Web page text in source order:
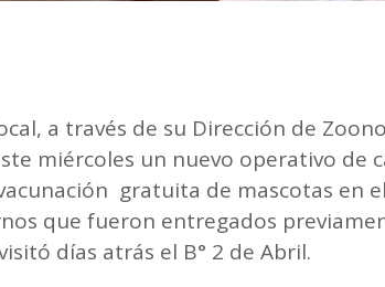
a través de su Dirección de
miércoles un nuevo operativo de
gratuita de mascotas en
que fueron entregados
días atrás el B° 2 de Abril.